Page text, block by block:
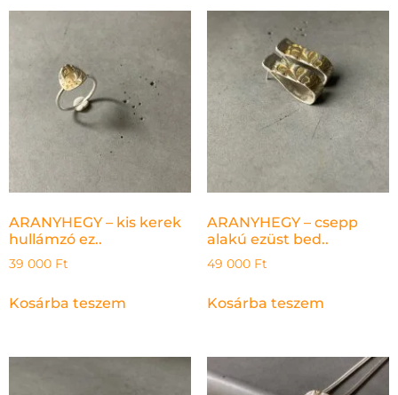
ARANYHEGY – kis kerek
hullámzó ez..
39 000 Ft
Kosárba teszem
ARANYHEGY – csepp
alakú ezüst bed..
49 000 Ft
Kosárba teszem